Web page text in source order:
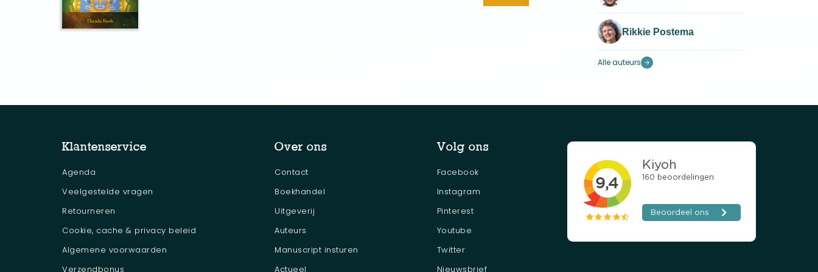
grote wereldtransformaties die voor de deur staan. Ik respecteer elke traditie van wijsheid die op het welzijn van alle
mensen en in het bijzonder op de spirituele wereld gericht is. Uit de hoogstaande Vedische cultuur zijn veel
praktische methoden bewaard gebleven waarvan ikzelf vele heb toegepast en getest. Ze zijn gericht op verdieping
goden. Hij was een beroemde Vedische wijsgeer, astroloog en musicus en een volledig toegewijde aan Narayana
Rikkie Postema
Alle auteurs
Klantenservice
Agenda
Veelgestelde vragen
Retourneren
Cookie, cache & privacy beleid
Algemene voorwaarden
Verzendbonus
Over ons
Contact
Boekhandel
Uitgeverij
Auteurs
Manuscript insturen
Actueel
Volg ons
Facebook
Instagram
Pinterest
Youtube
Twitter
Nieuwsbrief